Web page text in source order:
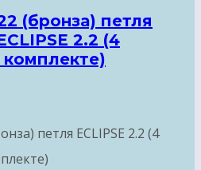
(бронза) петля
2.2 (4
комплекте)
петля ECLIPSE 2.2 (4